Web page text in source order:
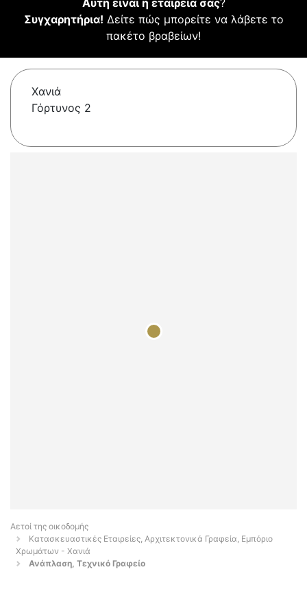
Αυτή είναι η εταιρεία σας?
Συγχαρητήρια! Δείτε πώς μπορείτε να λάβετε το
πακέτο βραβείων!
Χανιά
Γόρτυνος 2
Αετοί της οικοδομής
Κατασκευαστικές Εταιρείες, Αρχιτεκτονικά Γραφεία, Εμπόριο
Χρωμάτων - Χανιά
Ανάπλαση, Τεχνικό Γραφείο